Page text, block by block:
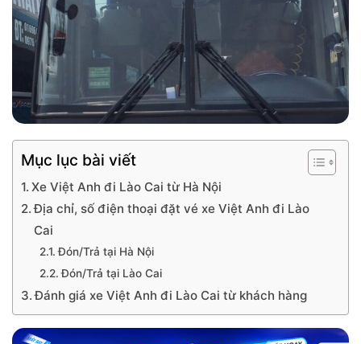
Mục lục bài viết
Xe Việt Anh đi Lào Cai từ Hà Nội
Địa chỉ, số điện thoại đặt vé xe Việt Anh đi Lào
Cai
Đón/Trả tại Hà Nội
Đón/Trả tại Lào Cai
Đánh giá xe Việt Anh đi Lào Cai từ khách hàng